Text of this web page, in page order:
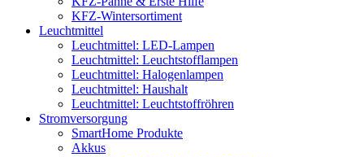
KFZ-Wintersortiment
Leuchtmittel
Leuchtmittel: LED-Lampen
Leuchtmittel: Leuchtstofflampen
Leuchtmittel: Halogenlampen
Leuchtmittel: Haushalt
Leuchtmittel: Leuchtstoffröhren
Stromversorgung
SmartHome Produkte
Akkus